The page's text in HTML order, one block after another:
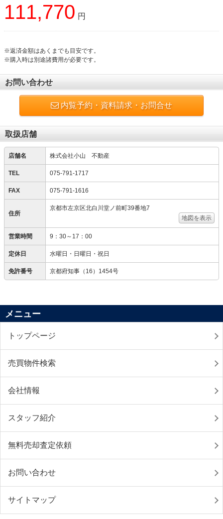
111,770 円
※返済金額はあくまでも目安です。
※購入時は別途諸費用が必要です。
お問い合わせ
内覧予約・資料請求・お問合せ
取扱店舗
店舗名 株式会社小山 不動産
TEL 075-791-1717
FAX 075-791-1616
住所
京都市左京区北白川堂ノ前町39番地7
地図を表示
営業時間 9：30～17：00
定休日 水曜日・日曜日・祝日
免許番号 京都府知事（16）1454号
メニュー
トップページ
売買物件検索
会社情報
スタッフ紹介
無料売却査定依頼
お問い合わせ
サイトマップ